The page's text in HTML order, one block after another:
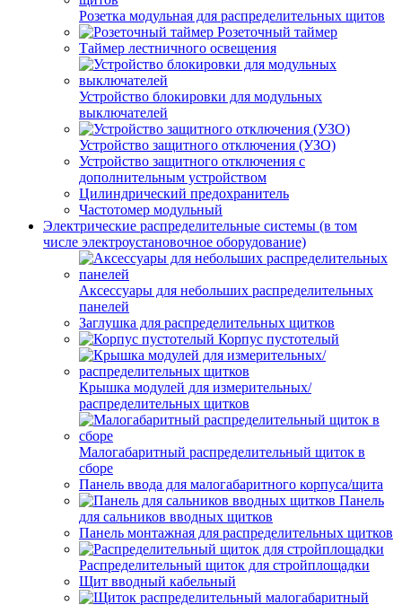
Розетка модульная для распределительных щитов
Розеточный таймер
Таймер лестничного освещения
Устройство блокировки для модульных
выключателей
Устройство защитного отключения (УЗО)
Устройство защитного отключения с
дополнительным устройством
Цилиндрический предохранитель
Частотомер модульный
Электрические распределительные системы (в том
числе электроустановочное оборудование)
Аксессуары для небольших распределительных
панелей
Заглушка для распределительных щитков
Корпус пустотелый
Крышка модулей для измерительных/
распределительных щитков
Малогабаритный распределительный щиток в
сборе
Панель ввода для малогабаритного корпуса/щита
Панель
для сальников вводных щитков
Панель монтажная для распределительных щитков
Распределительный щиток для стройплощадки
Щит вводный кабельный